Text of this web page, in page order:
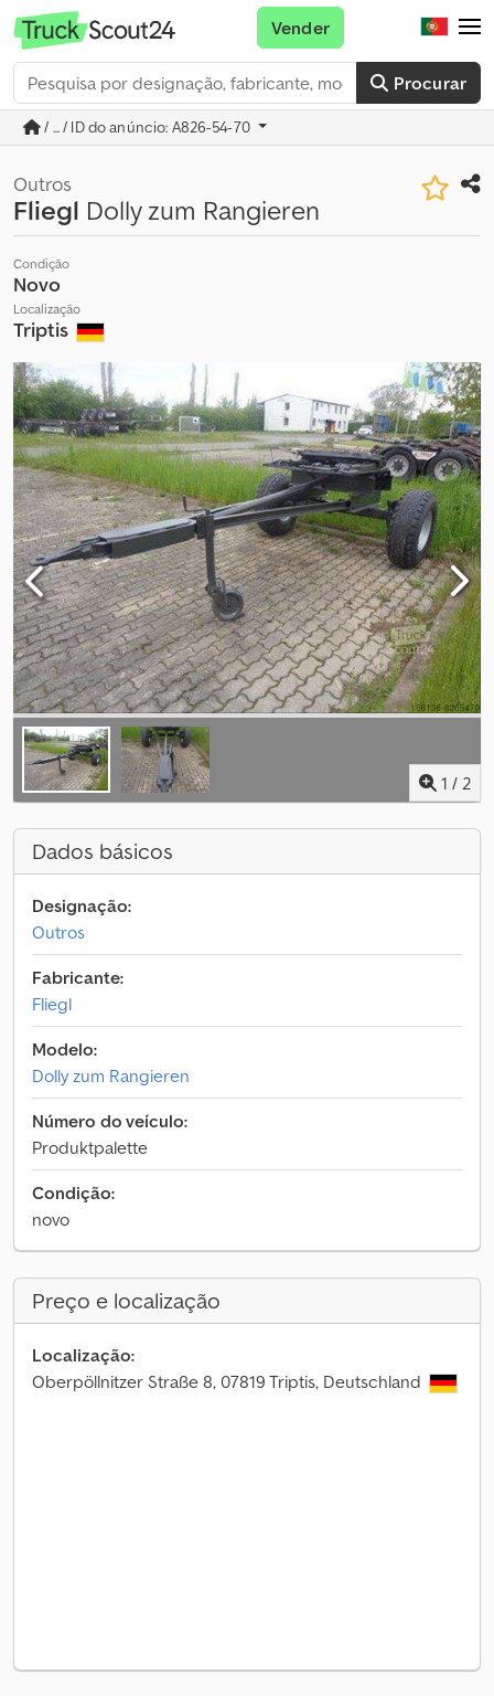
Procurar
Vender
/ ... / ID do anúncio: A826-54-70
Outros
Fliegl Dolly zum Rangieren
Condição
Novo
Localização
Triptis
1 / 2
Dados básicos
Designação:
Outros
Fabricante:
Fliegl
Modelo:
Dolly zum Rangieren
Número do veículo:
Produktpalette
Condição:
novo
Preço e localização
Localização:
Oberpöllnitzer Straße 8, 07819 Triptis, Deutschland